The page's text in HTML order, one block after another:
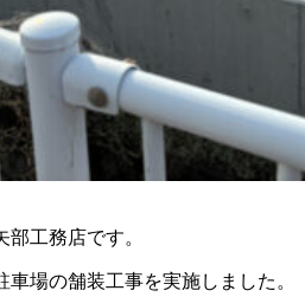
工務店です。
場の舗装工事を実施しました。